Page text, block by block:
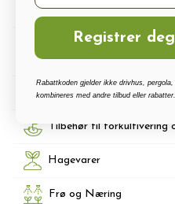
Polykarbonat, Glass Og
Terrassetak, Pergola,
Carport
Drivhus vanningssett
Tilbehør til forkultivering
Hagevarer
Frø og Næring
Registrer
Rabattkoden gjelder ikke drivhus,
kombineres med andre tilbud eller rabatter.